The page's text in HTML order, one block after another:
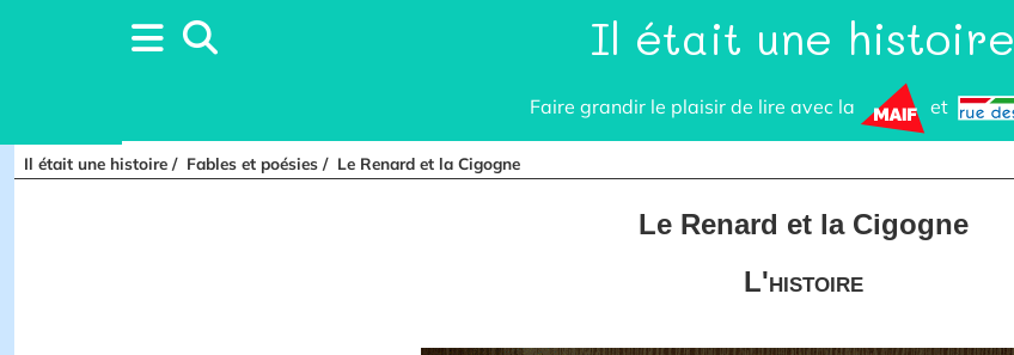
Il était une histoire
Faire grandir le plaisir de lire avec la et
Il était une histoire Fables et poésies Le Renard et la Cigogne
Le Renard et la Cigogne
L'histoire